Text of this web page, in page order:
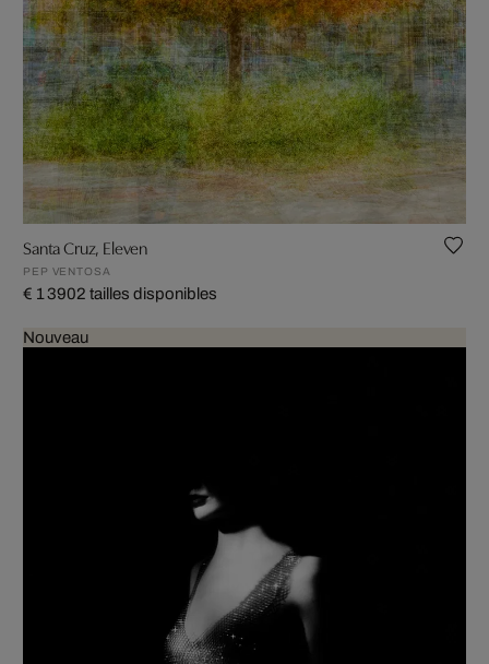
Santa Cruz, Eleven
PEP VENTOSA
€ 1 3902 tailles disponibles
Nouveau